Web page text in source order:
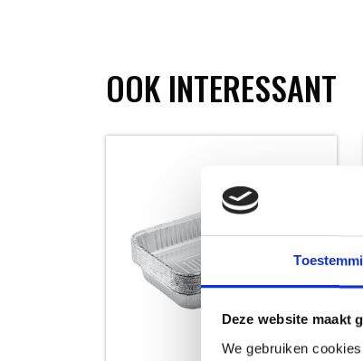
Deze website maakt
We gebruiken
OOK INTERESSANT